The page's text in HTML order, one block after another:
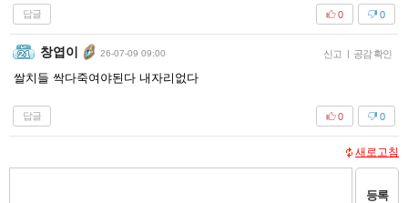
답글 0
0
창엽이 26-07-09 09:00 신고 | 공감 확인
쌀치들 싹다죽여야된다 내자리없다
답글 0
0
새로고침
등록